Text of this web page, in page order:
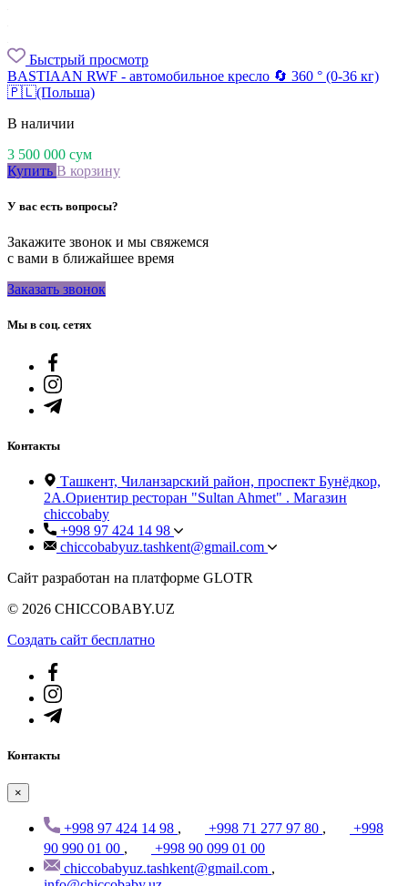
Быстрый просмотр
BASTIAAN RWF - автомобильное кресло 🔄 360 ° (0-36 кг)
🇵🇱(Польша)
В наличии
3 500 000 сум
Купить В корзину
У вас есть вопросы?
Закажите звонок и мы свяжемся
с вами в ближайшее время
Заказать звонок
Мы в соц. сетях
Контакты
Ташкент, Чиланзарский район, проспект Бунёдкор,
2А.Ориентир ресторан "Sultan Ahmet" . Магазин
chiccobaby
+998 97 424 14 98
chiccobabyuz.tashkent@gmail.com
Сайт разработан на платформе GLOTR
© 2026 CHICCOBABY.UZ
Создать cайт бесплатно
Контакты
×
+998 97 424 14 98 , +998 71 277 97 80 ,
+998
90 990 01 00 ,
+998 90 099 01 00
chiccobabyuz.tashkent@gmail.com ,